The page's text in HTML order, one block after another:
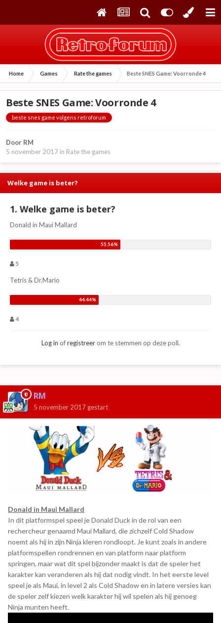
Home Games Rate the games Beste SNES Game: Voorronde 4
Beste SNES Game: Voorronde 4
beste snes game volgens retroforum
Door RM
5 november 2017 in Rate the games
Welke game is beter?
1. Welke game is beter?
Donald in Maui Mallard
5
Tetris & Dr.Mario
4
Log in ofregistreerom te stemmen op deze poll.
RM
5 november 2017 gestart
Donald in Maui Mallard
In dit platformspel speel je Donald Duck in de rol van een
rechercheur genaamd Maui Mallard, die zichzelf Cold Shadow
noemt als hij in zijn Ninja kleren rondloopt. Je kunt zoals in andere
platformspellen rondrennen en van platform naar platform
springen, maar wat dit spel bijzonder maakt is dat de speler het
karakter kan veranderen als hij dat nodig vindt. In het eerste level
speel je als Maui, in level 2 als Cold Shadow en in latere versies kan
de speler zelf kiezen welk karakter hij wil spelen als hij genoeg
Ninja munten heeft.